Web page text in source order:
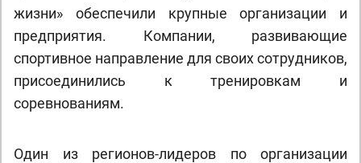
жизни» обеспечили крупные организации и
предприятия. Компании, развивающие
спортивное направление для своих сотрудников,
присоединились к тренировкам и
соревнованиям.
Один из регионов-лидеров по организации